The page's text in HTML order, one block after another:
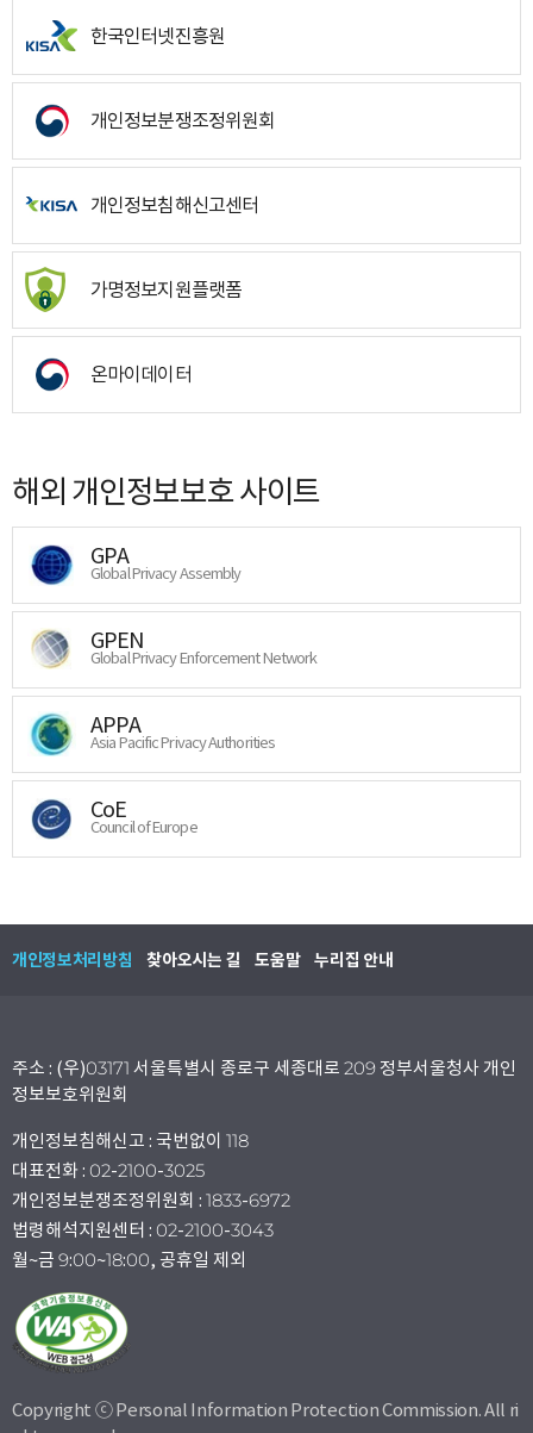
한국인터넷진흥원
개인정보분쟁조정위원회
개인정보침해신고센터
가명정보지원플랫폼
온마이데이터
해외 개인정보보호 사이트
GPA
Global Privacy Assembly
GPEN
Global Privacy Enforcement Network
APPA
Asia Pacific Privacy Authorities
CoE
Council of Europe
개인정보처리방침 찾아오시는 길 도움말 누리집 안내
주소 : (우)03171 서울특별시 종로구 세종대로 209 정부서울청사 개인
정보보호위원회
개인정보침해신고 : 국번없이 118
대표전화 : 02-2100-3025
개인정보분쟁조정위원회 : 1833-6972
법령해석지원센터 : 02-2100-3043
월~금 9:00~18:00, 공휴일 제외
Copyright ⓒ Personal Information Protection Commission. All ri